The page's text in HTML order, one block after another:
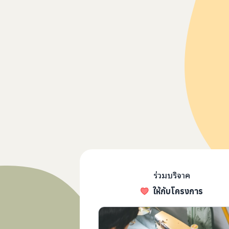
ร่วมบริจาค
ให้กับโครงการ
รีแพร์คาเฟ่